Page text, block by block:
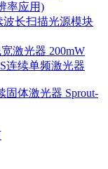
率应用)
波长扫描光源模块
激光器 200mW
连续单频激光器
固体激光器 Sprout-